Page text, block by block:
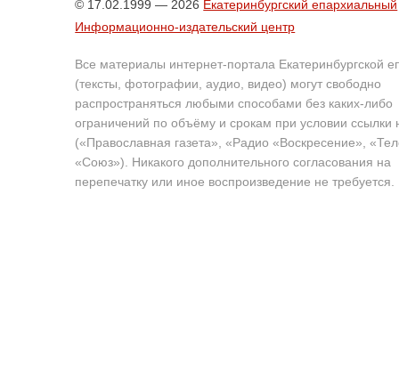
© 17.02.1999 — 2026 Екатеринбургский епархиальный
Информационно-издательский центр
Все материалы интернет-портала Екатеринбургской
(тексты, фотографии, аудио, видео) могут свободно
распространяться любыми способами без каких-либо
ограничений по объёму и срокам при условии ссылки
(«Православная газета», «Радио «Воскресение»,
«Союз»). Никакого дополнительного согласования на
перепечатку или иное воспроизведение не требуется.